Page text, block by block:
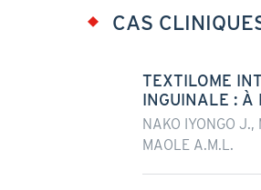
CAS
TEXTILOME
INGUINALE : À
NAKO IYONGO
MAOLE A.M.L.